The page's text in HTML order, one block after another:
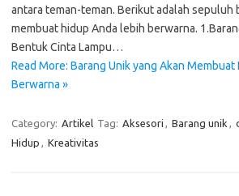
antara teman-teman. Berikut adalah sepuluh
membuat hidup Anda lebih berwarna.
Bentuk Cinta Lampu…
Read More: Barang Unik yang Akan Membuat
Berwarna »
Category: Artikel Tag: Aksesori , Barang unik ,
Hidup , Kreativitas